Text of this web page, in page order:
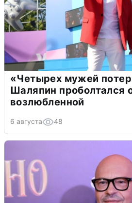
«Четырех мужей
Шаляпин проболтался
возлюбленной
6 августа 48